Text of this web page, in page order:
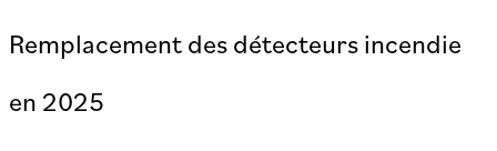
Remplacement des détecteurs incendie
en 2025